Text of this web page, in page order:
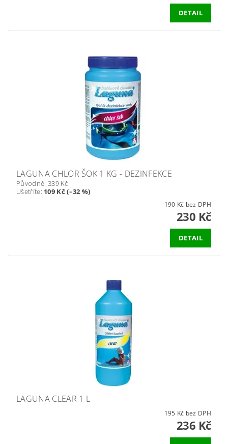
DETAIL
LAGUNA CHLOR ŠOK 1 KG - DEZINFEKCE
Původně: 339 Kč
Ušetříte: 109 Kč (–32 %)
190 Kč bez DPH
230 Kč
DETAIL
LAGUNA CLEAR 1 L
195 Kč bez DPH
236 Kč